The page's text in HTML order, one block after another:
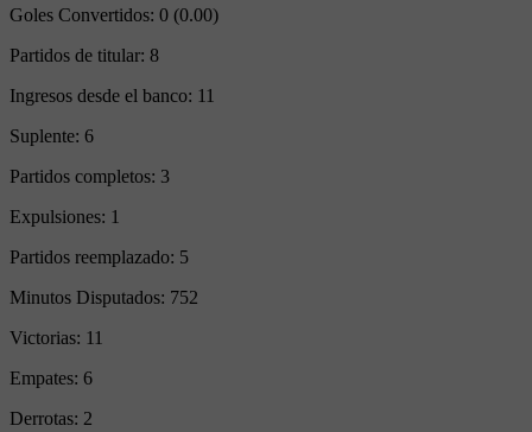
Goles Convertidos: 0 (0.00)
Partidos de titular: 8
Ingresos desde el banco: 11
Suplente: 6
Partidos completos: 3
Expulsiones: 1
Partidos reemplazado: 5
Minutos Disputados: 752
Victorias: 11
Empates: 6
Derrotas: 2